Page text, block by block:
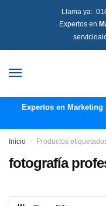
Llama ya:
Expertos en
Expertos en Marketing
Inicio / Productos
fotografía